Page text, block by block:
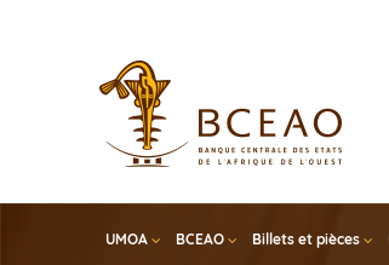
UMOA BCEAO Billets et pièces